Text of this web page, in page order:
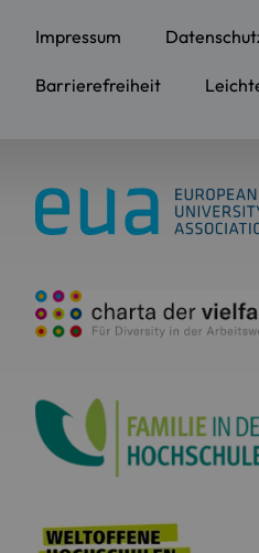
Impressum
Barrierefreiheit